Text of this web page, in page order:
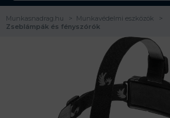
Munkasnadrag.hu
Munkavédelmi eszközök
Zseblámpák és fényszórók